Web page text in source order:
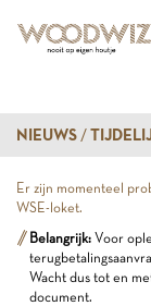
NIEUWS
Er zijn momenteel
WSE-loket.
Belangrijk: Voor
Wacht dus tot en
document.